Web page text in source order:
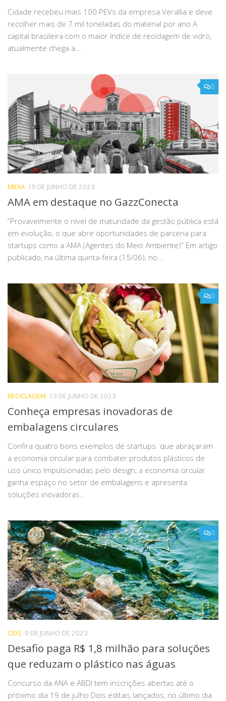
Cidade recebeu mais 100 PEVs da empresa Verallia e deve
recolher mais de 7 mil toneladas do material por ano A
capital brasileira com o maior índice de reciclagem de vidro,
atualmente chega a...
0
MÍDIA 19 DE JUNHO DE 2023
AMA em destaque no GazzConecta
“Provavelmente o nível de maturidade da gestão pública está
em evolução, o que abre oportunidades de parceria para
startups como a AMA (Agentes do Meio Ambiente)” Em artigo
publicado, na última quinta-feira (15/06), no...
0
RECICLAGEM 13 DE JUNHO DE 2023
Conheça empresas inovadoras de
embalagens circulares
Confira quatro bons exemplos de startups que abraçaram
a economia circular para combater produtos plásticos de
uso único Impulsionadas pelo design, a economia circular
ganha espaço no setor de embalagens e apresenta
soluções inovadoras...
0
ODS 9 DE JUNHO DE 2023
Desafio paga R$ 1,8 milhão para soluções
que reduzam o plástico nas águas
Concurso da ANA e ABDI tem inscrições abertas até o
próximo dia 19 de julho Dois editais lançados, no último dia